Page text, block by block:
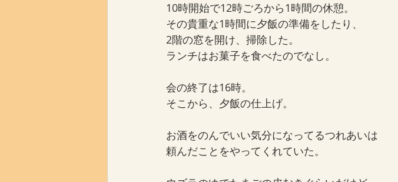
10時開始で12時ごろから1時間の休憩。
その貴重な1時間に夕飯の準備をしたり、
2階の窓を開け、掃除した。
ランチはお菓子を食べたのでなし。
会の終了は16時。
そこから、夕飯の仕上げ。
お酒をのんでいい気分になってるつれあいは
頼んだことをやってくれていた。